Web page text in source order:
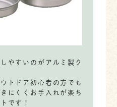
やすいのがアルミ製ク
トドア初心者の方でも
にくくお手入れが楽ち
です！